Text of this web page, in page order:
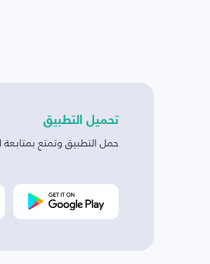
تحميل التطبيق
حمل التطبيق وتمتع